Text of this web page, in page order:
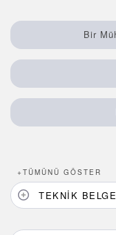
Bir
+ TÜMÜNÜ GÖSTER
TEKNIK